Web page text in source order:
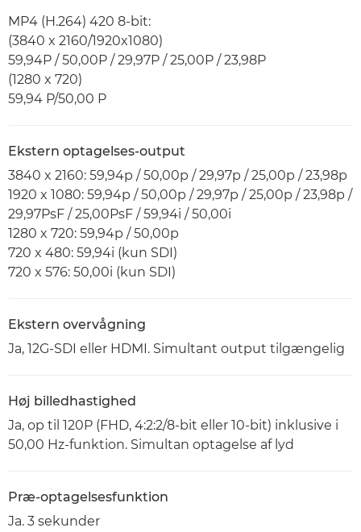
MP4 (H.264) 420 8-bit:
(3840 x 2160/1920x1080)
59,94P / 50,00P / 29,97P / 25,00P / 23,98P
(1280 x 720)
59,94 P/50,00 P
Ekstern optagelses-output
3840 x 2160: 59,94p / 50,00p / 29,97p / 25,00p / 23,98p
1920 x 1080: 59,94p / 50,00p / 29,97p / 25,00p / 23,98p /
29,97PsF / 25,00PsF / 59,94i / 50,00i
1280 x 720: 59,94p / 50,00p
720 x 480: 59,94i (kun SDI)
720 x 576: 50,00i (kun SDI)
Ekstern overvågning
Ja, 12G-SDI eller HDMI. Simultant output tilgængelig
Høj billedhastighed
Ja, op til 120P (FHD, 4:2:2/8-bit eller 10-bit) inklusive i
50,00 Hz-funktion. Simultan optagelse af lyd
Præ-optagelsesfunktion
Ja. 3 sekunder